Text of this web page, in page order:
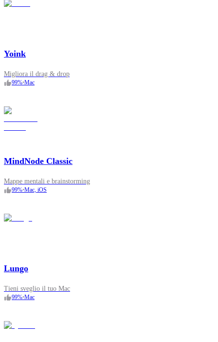
Yoink
Migliora il drag & drop
99%•Mac
MindNode Classic
Mappe mentali e brainstorming
99%•Mac, iOS
Lungo
Tieni sveglio il tuo Mac
99%•Mac